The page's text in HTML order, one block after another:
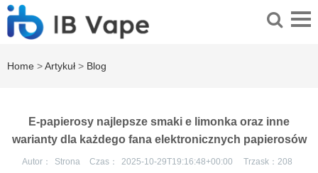
Home >Artykuł > Blog
E-papierosy najlepsze smaki e limonka oraz inne
warianty dla każdego fana elektronicznych papierosów
Autor： Strona Czas： 2025-10-29T19:16:48+00:00 Trzask： 208